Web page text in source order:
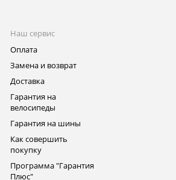
Наш сервис
Оплата
Замена и возврат
Доставка
Гарантия на
велосипеды
Гарантия на шины
Как совершить
покупку
Программа "Гарантия
Плюс"